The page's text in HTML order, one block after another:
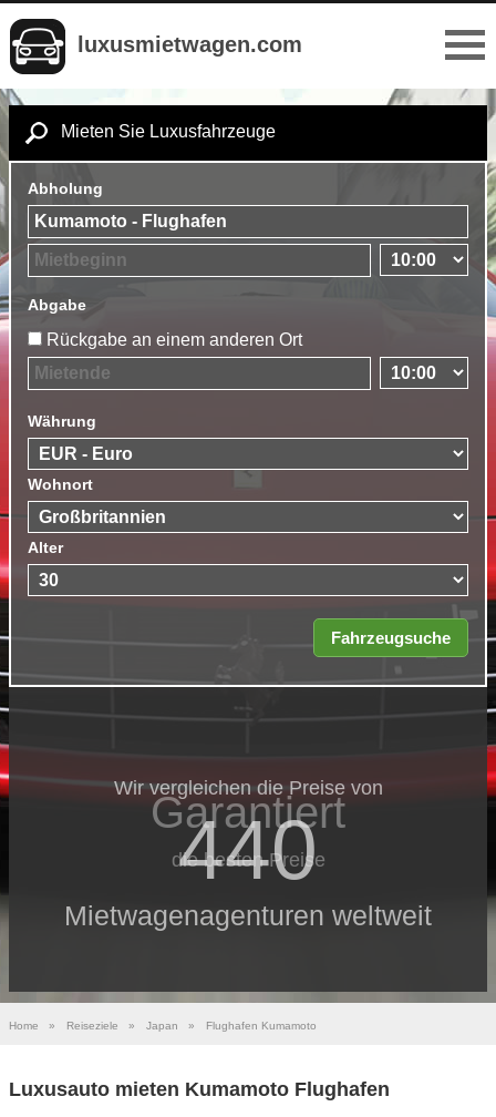
luxusmietwagen.com
Mieten Sie Luxusfahrzeuge
Abholung
Abgabe
Rückgabe an einem anderen Ort
Währung
Wohnort
Alter
Wir vergleichen die Preise von
440
Mietwagenagenturen weltweit
Garantiert
die besten Preise
Home » Reiseziele » Japan » Flughafen Kumamoto
Luxusauto mieten Kumamoto Flughafen